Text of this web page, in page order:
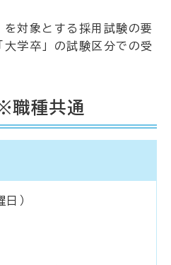
対象とする採用試験の要
学卒」の試験区分での受
職種共通
）